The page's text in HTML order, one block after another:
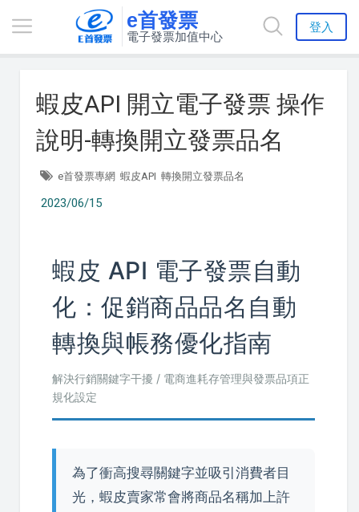
e首發票
電子發票加值中心
登入
蝦皮API 開立電子發票 操作
說明-轉換開立發票品名
e首發票專網 蝦皮API 轉換開立發票品名
2023/06/15
蝦皮 API 電子發票自動
化：促銷商品品名自動
轉換與帳務優化指南
解決行銷關鍵字干擾 / 電商進耗存管理與發票品項正
規化設定
為了衝高搜尋關鍵字並吸引消費者目
光，蝦皮賣家常會將商品名稱加上許